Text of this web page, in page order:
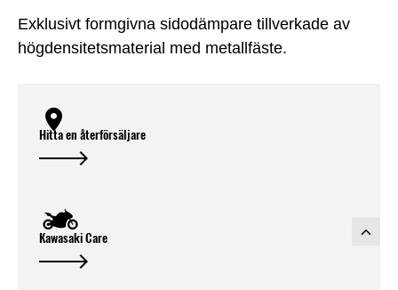
Exklusivt formgivna sidodämpare tillverkade av
högdensitetsmaterial med metallfäste.
Hitta en återförsäljare
Kawasaki Care